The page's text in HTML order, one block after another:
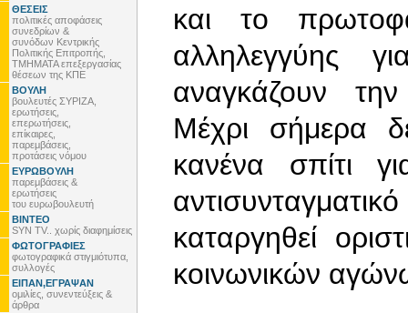
ΘΕΣΕΙΣ
πολιτικές αποφάσεις
συνεδρίων &
συνόδων Κεντρικής
Πολιτικής Επιτροπής,
ΤΜΗΜΑΤΑ επεξεργασίας
θέσεων της ΚΠΕ
ΒΟΥΛΗ
βουλευτές ΣΥΡΙΖΑ,
ερωτήσεις,
επερωτήσεις,
επίκαιρες,
παρεμβάσεις,
προτάσεις νόμου
ΕΥΡΩΒΟΥΛΗ
παρεμβάσεις &
ερωτήσεις
του ευρωβουλευτή
ΒΙΝΤΕΟ
SYN TV.. χωρίς διαφημίσεις
ΦΩΤΟΓΡΑΦΙΕΣ
φωτογραφικά στιγμιότυπα,
συλλογές
ΕΙΠΑΝ,ΕΓΡΑΨΑΝ
ομιλίες, συνεντεύξεις &
άρθρα
και το
αλληλεγγύης
αναγκάζουν
Μέχρι σήμερα
κανένα σπίτι
καταργηθεί
κοινωνικών